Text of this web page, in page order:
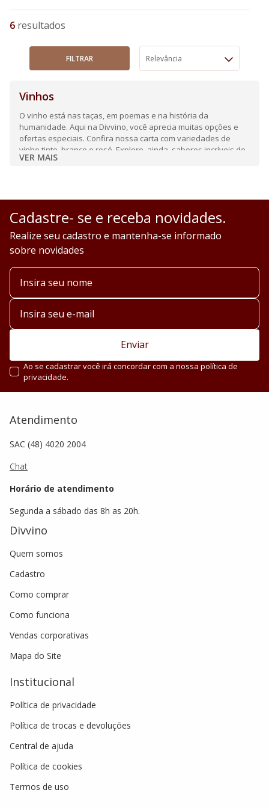
6
FILTRAR Relevância
Vinhos
O vinho está nas taças, em poemas e na história da
humanidade. Aqui na Divvino, você aprecia muitas opções e
ofertas especiais. Confira nossa carta com variedades de
vinho tinto, branco e rosé. Explore, ainda, sabores incríveis de
espumantes e frisantes.
VER MAIS
Cadastre- se e receba novidades.
Realize seu cadastro e mantenha-se informado
sobre novidades
Enviar
Ao se cadastrar você irá concordar com a nossa política de
privacidade.
Atendimento
SAC (48) 4020 2004
Chat
Horário de atendimento
Segunda a sábado das 8h as 20h.
Divvino
Quem somos
Cadastro
Como comprar
Como funciona
Vendas corporativas
Mapa do Site
Institucional
Política de privacidade
Política de trocas e devoluções
Central de ajuda
Política de cookies
Termos de uso